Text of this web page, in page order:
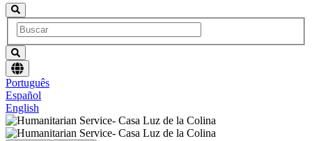
Escolha
um
idioma
Português
Español
English